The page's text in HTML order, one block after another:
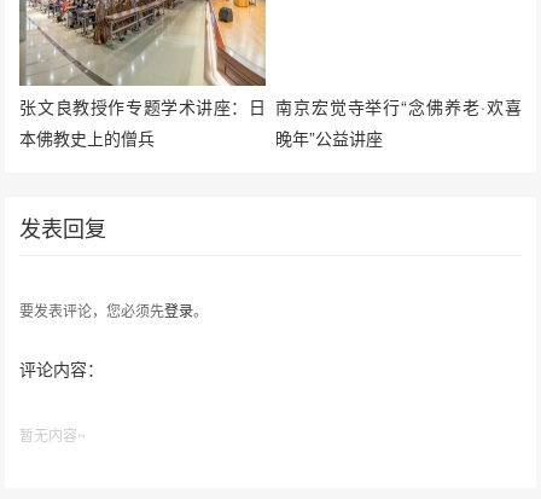
张文良教授作专题学术讲座：日
本佛教史上的僧兵
南京宏觉寺举行“念佛养老·欢喜
晚年”公益讲座
发表回复
要发表评论，您必须先登录。
评论内容：
暂无内容~